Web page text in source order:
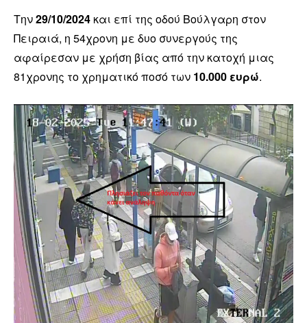
Την29/10/2024 και επί της οδού Βούλγαρη στον
Πειραιά, η 54χρονη με δυο συνεργούς της
αφαίρεσαν με χρήση βίας από την κατοχή μιας
81χρονης το χρηματικό ποσό των 10.000 ευρώ.